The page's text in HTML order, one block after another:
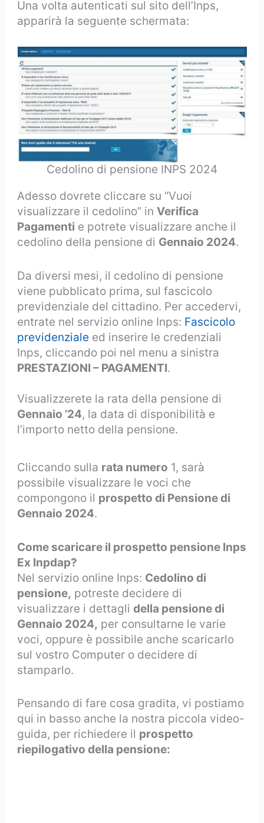
Una volta autenticati sul sito dell’Inps,
apparirà la seguente schermata:
Cedolino di pensione INPS 2024
Adesso dovrete cliccare su “Vuoi
visualizzare il cedolino” inVerifica
Pagamenti e potrete visualizzare anche il
cedolino della pensione di Gennaio 2024.
Da diversi mesi, il cedolino di pensione
viene pubblicato prima, sul fascicolo
previdenziale del cittadino. Per accedervi,
entrate nel servizio online Inps: Fascicolo
previdenziale ed inserire le credenziali
Inps, cliccando poi nel menu a sinistra
PRESTAZIONI – PAGAMENTI.
Visualizzerete la rata della pensione di
Gennaio ’24, la data di disponibilità e
l’importo netto della pensione.
Cliccando sulla rata numero 1, sarà
possibile visualizzare le voci che
compongono il prospetto di Pensione di
Gennaio 2024.
Come scaricare il prospetto pensione Inps
Ex Inpdap?
Nel servizio online Inps: Cedolino di
pensione, potreste decidere di
visualizzare i dettaglidella pensione di
Gennaio 2024, per consultarne le varie
voci, oppure è possibile anche scaricarlo
sul vostro Computer o decidere di
stamparlo.
Pensando di fare cosa gradita, vi postiamo
qui in basso anche la nostra piccola video-
guida, per richiedere il prospetto
riepilogativo della pensione: